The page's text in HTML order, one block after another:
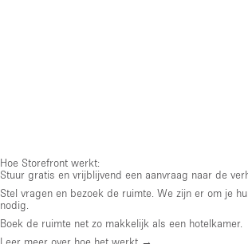
Hoe Storefront werkt:
Stuur gratis en vrijblijvend een aanvraag naar de
Stel vragen en bezoek de ruimte. We zijn er om je
nodig.
Boek de ruimte net zo makkelijk als een hotelkamer.